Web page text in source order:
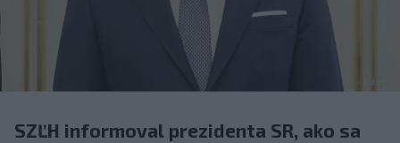
SZĽH informoval prezidenta SR, ako sa